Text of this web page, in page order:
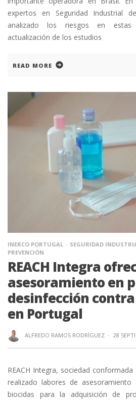
expertos en Seguridad Industrial
analizado los riesgos en estas
actualización de los estudios
READ MORE
INERCO PORTUGAL SEGURIDAD
PREVENCIÓN
REACH Integra
asesoramiento en
desinfección contra
en Portugal
ALFREDO RAMOS RODRÍGUEZ · 28
REACH Integra, sociedad
realizado labores de
biocidas para la adquisición de